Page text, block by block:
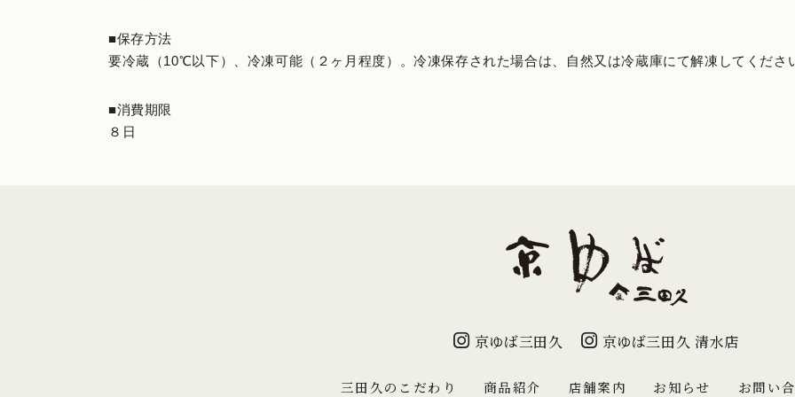
■保存方法
要冷蔵（10℃以下）、冷凍可能（２ヶ月程度）。冷凍保存された場合は、自然又は冷蔵庫にて解凍してくださ
■消費期限
８日
京ゆば三田久 京ゆば三田久 清水店
三田久のこだわり 商品紹介 店舗案内 お知らせ お問い